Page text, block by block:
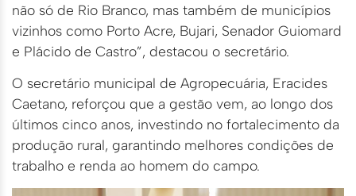
não só de Rio Branco, mas também de municípios
vizinhos como Porto Acre, Bujari, Senador Guiomard
e Plácido de Castro”, destacou o secretário.
O secretário municipal de Agropecuária, Eracides
Caetano, reforçou que a gestão vem, ao longo dos
últimos cinco anos, investindo no fortalecimento da
produção rural, garantindo melhores condições de
trabalho e renda ao homem do campo.